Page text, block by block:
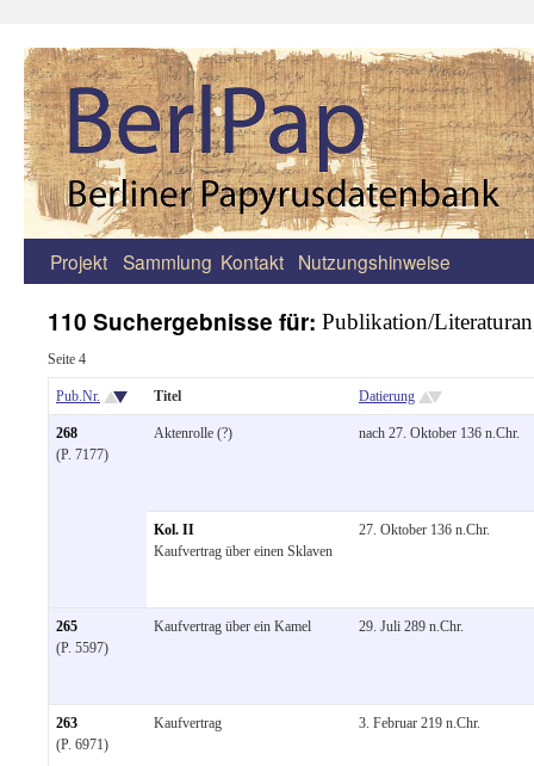
Zum
springen
Projekt Sammlung Kontakt Nutzungshinweise
110 Suchergebnisse für: Publikation/
Seite 4
Pub.Nr. Titel Datierung
268
(P. 7177)
Aktenrolle (?) nach 27. Oktober 136 n.Chr.
Kol. II
Kaufvertrag über einen Sklaven
27. Oktober 136 n.Chr.
265
(P. 5597)
Kaufvertrag über ein Kamel 29. Juli 289 n.Chr.
263
(P. 6971)
Kaufvertrag 3. Februar 219 n.Chr.